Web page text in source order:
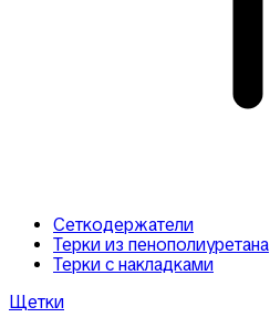
Сеткодержатели
Терки из пенополиуретана
Терки с накладками
Щетки